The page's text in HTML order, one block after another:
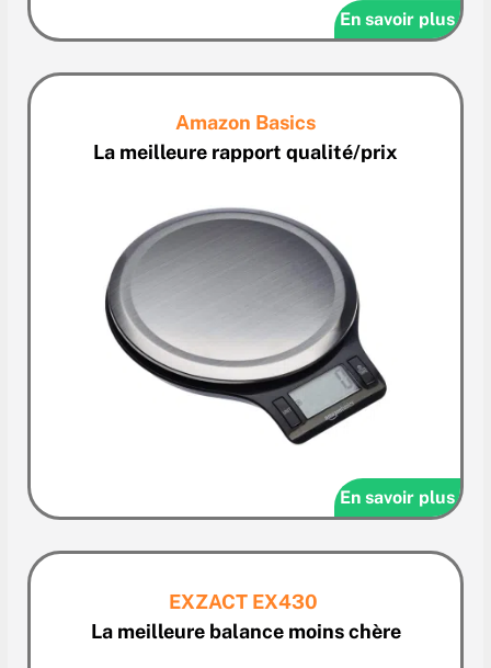
En savoir plus
Amazon Basics
La meilleure rapport qualité/prix
En savoir plus
EXZACT EX430
La meilleure balance moins chère